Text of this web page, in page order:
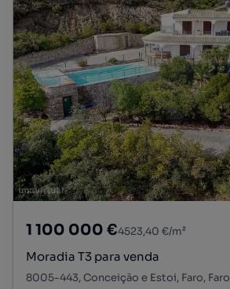
1 100 000 €4523,40 €/m²
Moradia T3 para venda
8005-443, Conceição e Estoi, Faro, Faro